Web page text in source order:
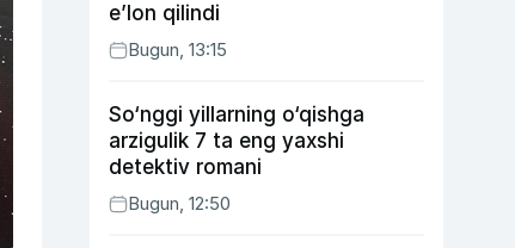
e’lon qilindi
Bugun, 13:15
So‘nggi yillarning o‘qishga
arzigulik 7 ta eng yaxshi
detektiv romani
Bugun, 12:50